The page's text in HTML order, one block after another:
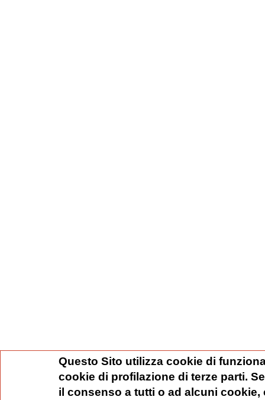
Questo Sito utilizza cookie di
cookie di profilazione di terze parti.
il consenso a tutti o ad alcuni